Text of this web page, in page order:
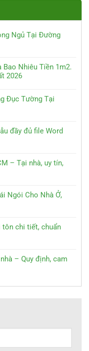
Ngủ Tại Đường
Bao Nhiêu Tiền 1m2.
2026
Đục Tường Tại
đầy đủ file Word
– Tại nhà, uy tín,
Ngói Cho Nhà Ở,
chi tiết, chuẩn
– Quy định, cam